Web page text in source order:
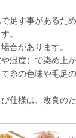
足す事があるた
。
合があります。
湿度）で染め上
糸の色味や毛足
仕様は、改良の